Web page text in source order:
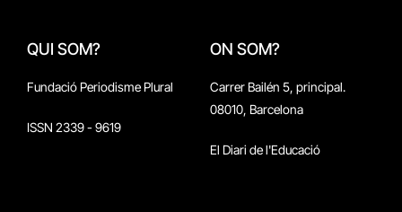
QUI SOM?
Fundació Periodisme Plural
ISSN 2339 - 9619
ON SOM?
Carrer Bailén 5, principal.
08010, Barcelona
El Diari de l'Educació